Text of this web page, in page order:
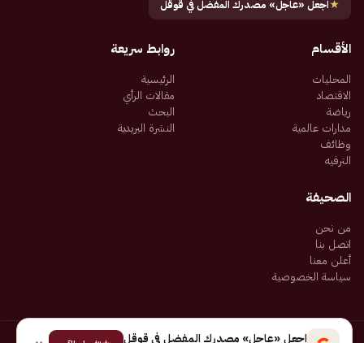
★اجعل «عاجل» مصدرك المفضل في قوقل
الأقسام
المحليات
الاقتصاد
رياضة
مدارات عالمية
وظائف
الترفيه
روابط سريعة
الرئيسية
مقالات الرأي
البحث
النشرة البريدية
الصحيفة
من نحن
اتصل بنا
أعلن معنا
سياسة الخصوصية
اجعل «عاجل» مصدرك المفضل في قوقل